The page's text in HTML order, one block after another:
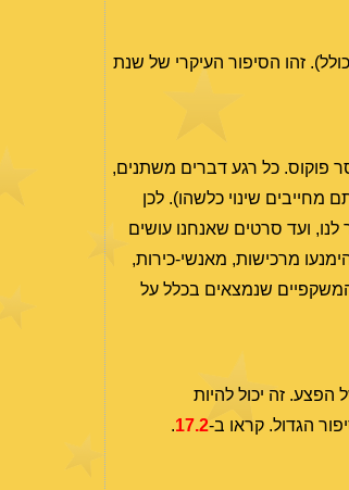
זהו הסיפור העיקרי של שנת
פוקוס. כל רגע דברים משתנים,
מחייבים שינוי כלשהו). לכן
לנו, ועד סרטים שאנחנו עושים
מרכישות, מאנשי-כירות,
שנמצאים בכלל על
זה יכול להיות
הגדול. קראו ב-17.2
.